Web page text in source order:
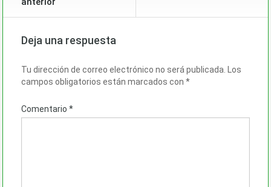
Deja una respuesta
Tu dirección de correo electrónico no será publicada. Los
campos obligatorios están marcados con *
Comentario *